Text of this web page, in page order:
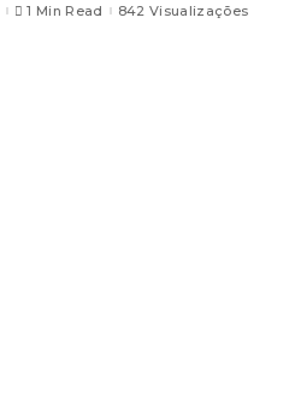
1 Min Read 842 Visualizações